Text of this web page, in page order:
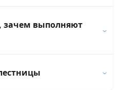
зачем выполняют